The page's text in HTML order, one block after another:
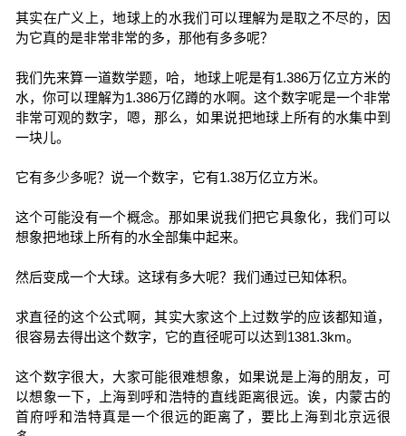
其实在广义上，地球上的水我们可以理解为是取之不尽的，因
为它真的是非常非常的多，那他有多多呢？
我们先来算一道数学题，哈，地球上呢是有1.386万亿立方米的
水，你可以理解为1.386万亿蹲的水啊。这个数字呢是一个非常
非常可观的数字，嗯，那么，如果说把地球上所有的水集中到
一块儿。
它有多少多呢？说一个数字，它有1.38万亿立方米。
这个可能没有一个概念。那如果说我们把它具象化，我们可以
想象把地球上所有的水全部集中起来。
然后变成一个大球。这球有多大呢？我们通过已知体积。
求直径的这个公式啊，其实大家这个上过数学的应该都知道，
很容易去得出这个数字，它的直径呢可以达到1381.3km。
这个数字很大，大家可能很难想象，如果说是上海的朋友，可
以想象一下，上海到呼和浩特的直线距离很远。诶，内蒙古的
首府呼和浩特真是一个很远的距离了，要比上海到北京远很